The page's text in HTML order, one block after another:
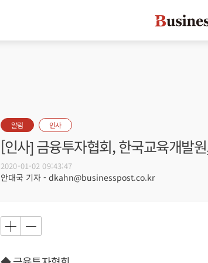
알림 인사
[인사] 금융투자협회, 한국교육개발
2020-01-02 09:43:47
안대국 기자 - dkahn@businesspost.co.kr